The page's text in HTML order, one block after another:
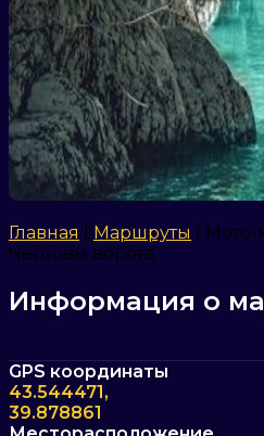
Главная Маршруты
Чертовы ворота
Информация о
GPS координаты
43.544471,
39.878861